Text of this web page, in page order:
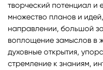
творческий потенциал и
множество планов и
направлении, большой
воплощение замыслов в
духовные открытия,
стремление к знаниям,